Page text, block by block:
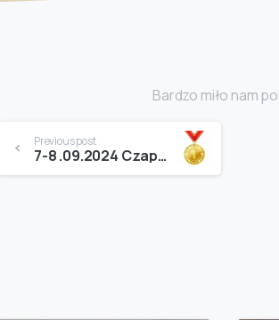
Bardzo miło nam
Continue
Reading
Previous post
7-8 .09.2024 Czaplinek